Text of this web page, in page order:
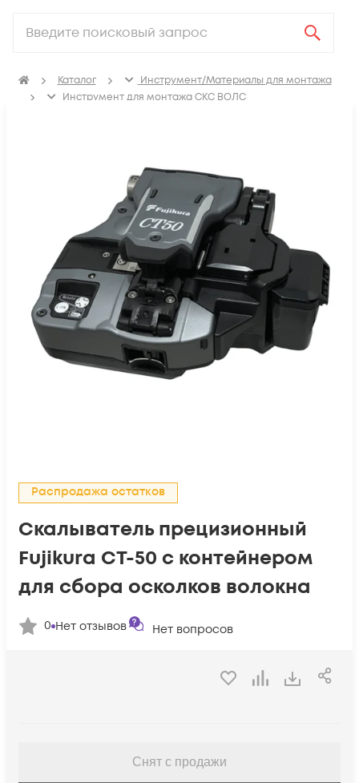
Каталог
Инструмент/Материалы для монтажа
Инструмент для монтажа СКС ВОЛС
Распродажа остатков
Скалыватель прецизионный
Fujikura CT-50 с контейнером
для сбора осколков волокна
0 Нет отзывов Нет вопросов
Снят с продажи